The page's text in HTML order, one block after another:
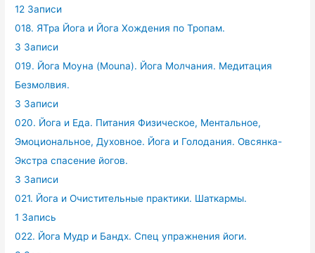
12 Записи
018. ЯТра Йога и Йога Хождения по Тропам.
3 Записи
019. Йога Моуна (Mouna). Йога Молчания. Медитация
Безмолвия.
3 Записи
020. Йога и Еда. Питания Физическое, Ментальное,
Эмоциональное, Духовное. Йога и Голодания. Овсянка-
Экстра спасение йогов.
3 Записи
021. Йога и Очистительные практики. Шаткармы.
1 Запись
022. Йога Мудр и Бандх. Спец упражнения йоги.